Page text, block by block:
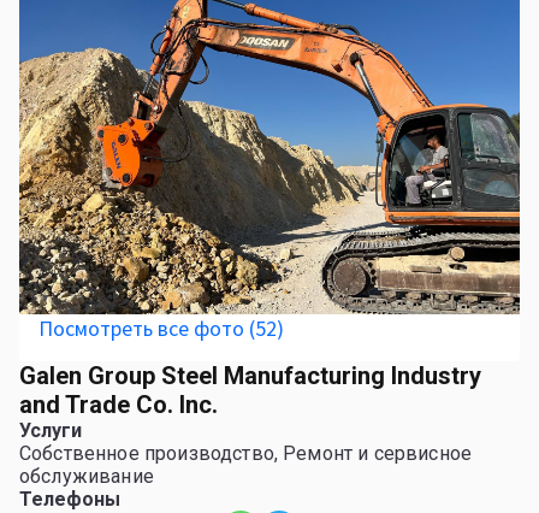
Galen Group Steel Manufacturing Industry
and Trade Co. Inc.
Услуги
Собственное производство, Ремонт и сервисное
обслуживание
Телефоны
Посмотреть все фото (52)